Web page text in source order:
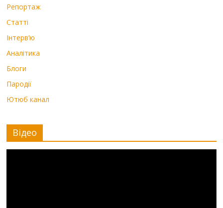
Репортаж
Статті
Інтерв’ю
Аналітика
Блоги
Пародії
Ютюб канал
Відео